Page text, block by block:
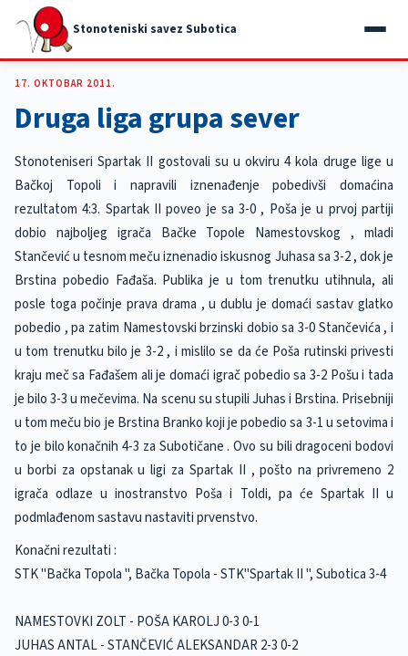
Stonoteniski savez Subotica
17. OKTOBAR 2011.
Druga liga grupa sever
Stonoteniseri Spartak II gostovali su u okviru 4 kola druge lige u
Bačkoj Topoli i napravili iznenađenje pobedivši domaćina
rezultatom 4:3. Spartak II poveo je sa 3-0 , Poša je u prvoj partiji
dobio najboljeg igrača Bačke Topole Namestovskog , mladi
Stančević u tesnom meču iznenadio iskusnog Juhasa sa 3-2 , dok je
Brstina pobedio Fađaša. Publika je u tom trenutku utihnula, ali
posle toga počinje prava drama , u dublu je domaći sastav glatko
pobedio , pa zatim Namestovski brzinski dobio sa 3-0 Stančevića , i
u tom trenutku bilo je 3-2 , i mislilo se da će Poša rutinski privesti
kraju meč sa Fađašem ali je domaći igrač pobedio sa 3-2 Pošu i tada
je bilo 3-3 u mečevima. Na scenu su stupili Juhas i Brstina. Prisebniji
u tom meču bio je Brstina Branko koji je pobedio sa 3-1 u setovima i
to je bilo konačnih 4-3 za Subotičane . Ovo su bili dragoceni bodovi
u borbi za opstanak u ligi za Spartak II , pošto na privremeno 2
igrača odlaze u inostranstvo Poša i Toldi, pa će Spartak II u
podmlađenom sastavu nastaviti prvenstvo.
Konačni rezultati :
STK "Bačka Topola ", Bačka Topola - STK"Spartak II ", Subotica 3-4
NAMESTOVKI ZOLT - POŠA KAROLJ 0-3 0-1
JUHAS ANTAL - STANČEVIĆ ALEKSANDAR 2-3 0-2